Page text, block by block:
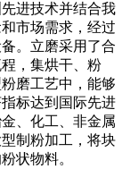
进技术并结合我
市场需求，经过
。立磨采用了合
，集烘干、粉
磨工艺中，能够
标达到国际先进
、化工、非金属
制粉加工，将块
状物料。